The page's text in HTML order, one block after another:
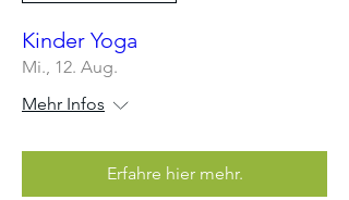
Kinder Yoga
Mi., 12. Aug.
Mehr Infos
Erfahre hier mehr.